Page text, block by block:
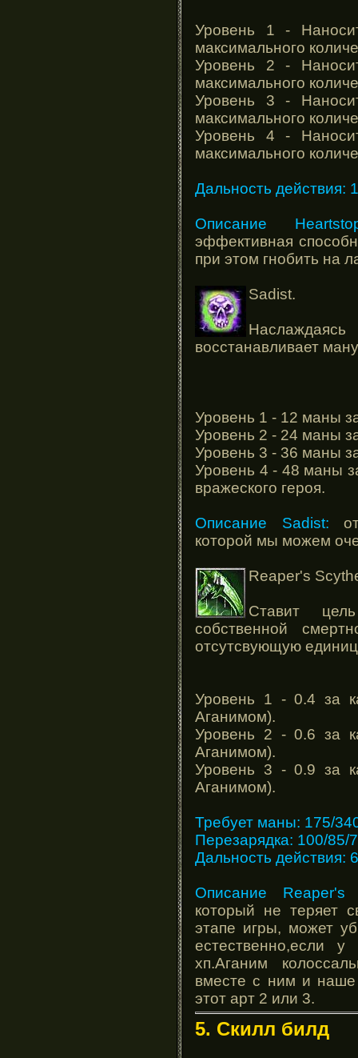
Уровень 1 -
максимального
Уровень 2 -
максимального
Уровень 3 -
максимального
Уровень 4 -
максимального
Дальность действия:
Описание
эффективная
при этом гнобить на
Sadist.
восстанавливает
Уровень 1 - 12 маны
Уровень 2 - 24 маны
Уровень 3 - 36 маны
Уровень 4 - 48 маны
вражеского героя.
Описание Sadist:
которой мы можем
Reaper's
Ставит
собственной
отсутсвующую
Уровень 1 - 0.4 за
Аганимом).
Уровень 2 - 0.6 за
Аганимом).
Уровень 3 - 0.9 за
Аганимом).
Требует маны: 175/
Перезарядка: 100/85/
Дальность действия:
Описание Reaper's
который не теряет
этапе игры, может
естественно,если
хп.Аганим
вместе с ним и наше
этот арт 2 или 3.
5. Скилл билд